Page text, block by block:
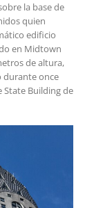
la base de
quien
edificio
en Midtown
de altura,
durante once
State Building de